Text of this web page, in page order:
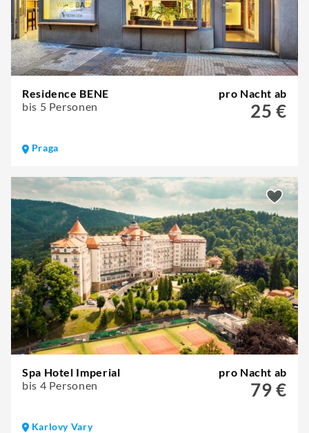
Residence BENE
bis 5 Personen
pro Nacht ab
25 €
Praga
Spa Hotel Imperial
bis 4 Personen
pro Nacht ab
79 €
Karlovy Vary